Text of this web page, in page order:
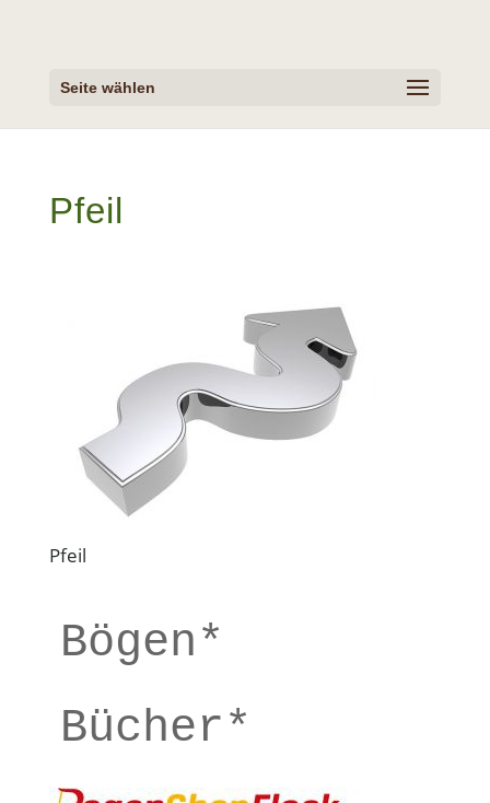
Seite wählen
Pfeil
Pfeil
Bögen*
Bücher*